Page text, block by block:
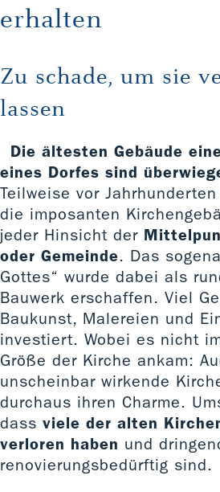
erhalten
Zu schade, um sie
lassen
Die ältesten Gebäude
eines Dorfes sind
Teilweise vor
die imposanten
jeder Hinsicht der
oder Gemeinde. Das
Gottes“ wurde dabei als
Bauwerk erschaffen. Viel
Baukunst, Malereien und
investiert. Wobei es nicht
Größe der Kirche ankam:
unscheinbar wirkende
durchaus ihren Charme.
dass viele der alten
verloren haben und
renovierungsbedürftig sind.